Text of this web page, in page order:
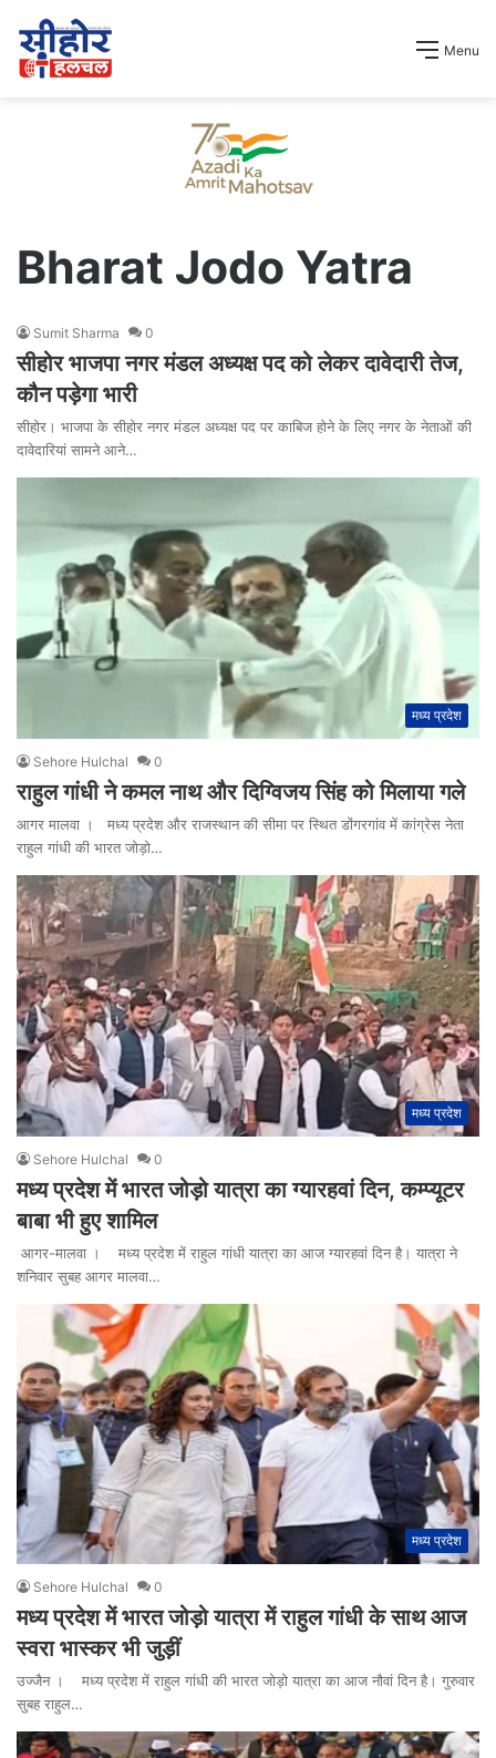
Menu
Bharat Jodo Yatra
Sumit Sharma 0
सीहोर भाजपा नगर मंडल अध्यक्ष पद को लेकर दावेदारी तेज,
कौन पड़ेगा भारी
सीहोर। भाजपा के सीहोर नगर मंडल अध्यक्ष पद पर काबिज होने के लिए नगर के नेताओं की
दावेदारियां सामने आने…
मध्य प्रदेश
Sehore Hulchal 0
राहुल गांधी ने कमल नाथ और दिग्विजय सिंह को मिलाया गले
आगर मालवा । मध्य प्रदेश और राजस्थान की सीमा पर स्थित डोंगरगांव में कांग्रेस नेता
राहुल गांधी की भारत जोड़ो…
मध्य प्रदेश
Sehore Hulchal 0
मध्य प्रदेश में भारत जोड़ो यात्रा का ग्यारहवां दिन, कम्प्यूटर
बाबा भी हुए शामिल
आगर-मालवा । मध्य प्रदेश में राहुल गांधी यात्रा का आज ग्यारहवां दिन है। यात्रा ने
शनिवार सुबह आगर मालवा…
मध्य प्रदेश
Sehore Hulchal 0
मध्य प्रदेश में भारत जोड़ो यात्रा में राहुल गांधी के साथ आज
स्वरा भास्कर भी जुड़ीं
उज्जैन । मध्य प्रदेश में राहुल गांधी की भारत जोड़ो यात्रा का आज नौवां दिन है। गुरुवार
सुबह राहुल…